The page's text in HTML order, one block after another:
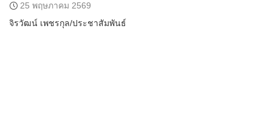
25 พฤษภาคม 2569
จิรวัฒน์ เพชรกุล/ประชาสัมพันธ์